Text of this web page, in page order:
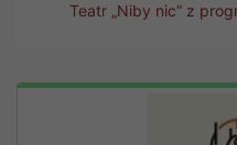
Teatr „Niby nic” z